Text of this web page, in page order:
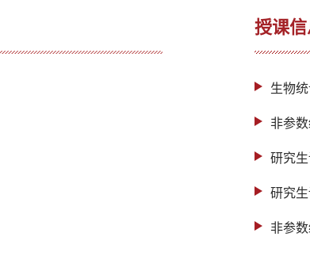
授课
生物
非参
研究
研究
非参